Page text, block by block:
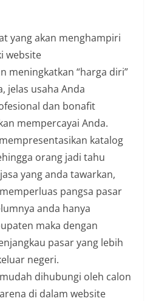
yang akan menghampiri
website
meningkatkan “harga diri”
jelas usaha Anda
dan bonafit
mempercayai Anda.
katalog
orang jadi tahu
yang anda tawarkan,
pangsa pasar
anda hanya
maka dengan
pasar yang lebih
negeri.
dihubungi oleh calon
di dalam website